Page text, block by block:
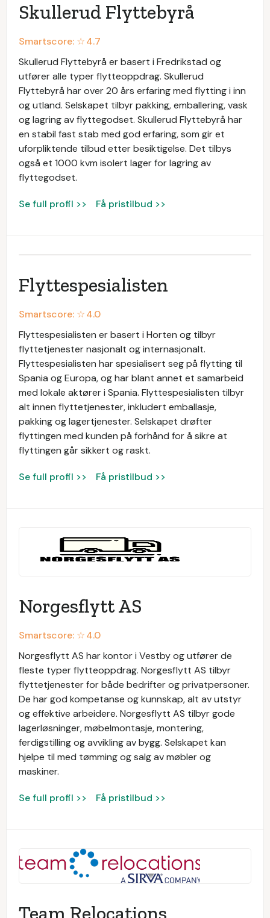
Skullerud Flyttebyrå
Smartscore: ☆4.7
Skullerud Flyttebyrå er basert i Fredrikstad og
utfører alle typer flytteoppdrag. Skullerud
Flyttebyrå har over 20 års erfaring med flytting i inn
og utland. Selskapet tilbyr pakking, emballering, vask
og lagring av flyttegodset. Skullerud Flyttebyrå har
en stabil fast stab med god erfaring, som gir et
uforpliktende tilbud etter besiktigelse. Det tilbys
også et 1000 kvm isolert lager for lagring av
flyttegodset.
Se full profil >> Få pristilbud >>
Flyttespesialisten
Smartscore: ☆4.0
Flyttespesialisten er basert i Horten og tilbyr
flyttetjenester nasjonalt og internasjonalt.
Flyttespesialisten har spesialisert seg på flytting til
Spania og Europa, og har blant annet et samarbeid
med lokale aktører i Spania. Flyttespesialisten tilbyr
alt innen flyttetjenester, inkludert emballasje,
pakking og lagertjenester. Selskapet drøfter
flyttingen med kunden på forhånd for å sikre at
flyttingen går sikkert og raskt.
Se full profil >> Få pristilbud >>
Norgesflytt AS
Smartscore: ☆4.0
Norgesflytt AS har kontor i Vestby og utfører de
fleste typer flytteoppdrag. Norgesflytt AS tilbyr
flyttetjenester for både bedrifter og privatpersoner.
De har god kompetanse og kunnskap, alt av utstyr
og effektive arbeidere. Norgesflytt AS tilbyr gode
lagerløsninger, møbelmontasje, montering,
ferdigstilling og avvikling av bygg. Selskapet kan
hjelpe til med tømming og salg av møbler og
maskiner.
Se full profil >> Få pristilbud >>
Team Relocations